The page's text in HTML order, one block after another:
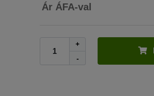
Ár ÁFA-val
+
-